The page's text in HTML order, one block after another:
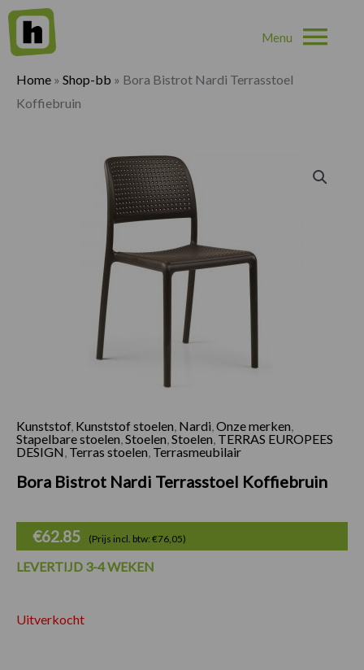
Home » Shop-bb » Bora Bistrot Nardi Terrasstoel
Koffiebruin
Kunststof, Kunststof stoelen Nardi Onze merken
Stapelbare stoelen Stoelen Stoelen TERRAS EUROPEES
DESIGN Terras stoelen Terrasmeubilair
Bora Bistrot Nardi Terrasstoel Koffiebruin
€62.85 (Prijs incl. btw: €76,05)
LEVERTIJD 3-4 WEKEN
Uitverkocht